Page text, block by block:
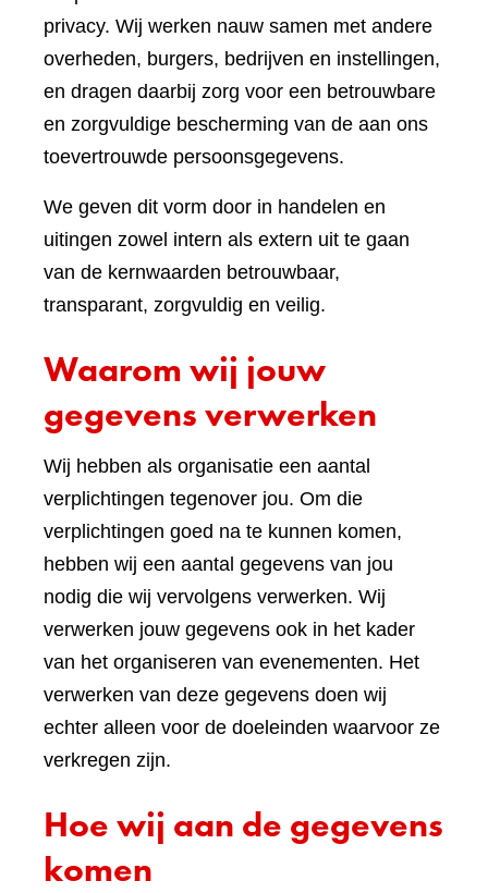
privacy. Wij werken nauw samen met andere
overheden, burgers, bedrijven en instellingen,
en dragen daarbij zorg voor een betrouwbare
en zorgvuldige bescherming van de aan ons
toevertrouwde persoonsgegevens.
We geven dit vorm door in handelen en
uitingen zowel intern als extern uit te gaan
van de kernwaarden betrouwbaar,
transparant, zorgvuldig en veilig.
Waarom wij jouw
gegevens verwerken
Wij hebben als organisatie een aantal
verplichtingen tegenover jou. Om die
verplichtingen goed na te kunnen komen,
hebben wij een aantal gegevens van jou
nodig die wij vervolgens verwerken. Wij
verwerken jouw gegevens ook in het kader
van het organiseren van evenementen. Het
verwerken van deze gegevens doen wij
echter alleen voor de doeleinden waarvoor ze
verkregen zijn.
Hoe wij aan de gegevens
komen